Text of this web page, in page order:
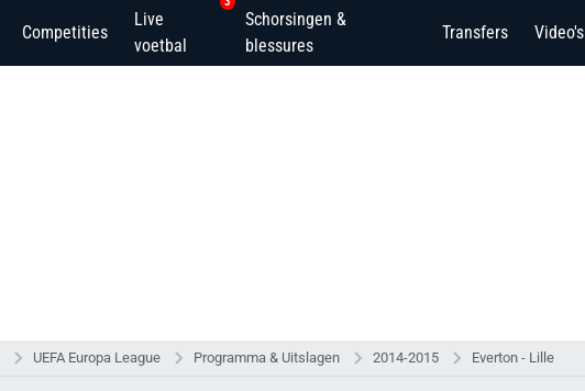
Competities
Live
voetbal
Schorsingen &
blessures
Transfers Video's
UEFA Europa League Programma & Uitslagen 2014-2015 Everton - Lille